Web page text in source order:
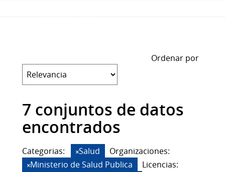
Ordenar por
7 conjuntos de datos
encontrados
Categorias: Salud
Organizaciones:
Ministerio de Salud Publica
Licencias: